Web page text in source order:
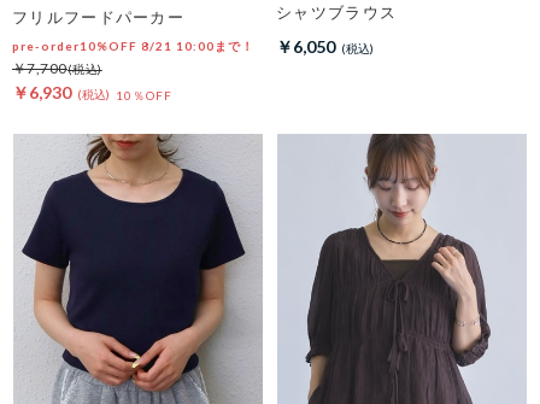
フリルフードパーカー
pre-order10%OFF 8/21 10:00まで！
￥6,930 10％OFF
￥7,700
シャツブラウス
￥6,050